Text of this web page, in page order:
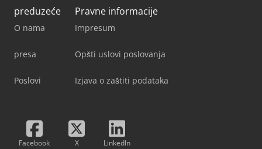
preduzeće
O nama
presa
Poslovi
Pravne informacije
Impresum
Opšti uslovi poslovanja
Izjava o zaštiti podataka
Facebook X LinkedIn